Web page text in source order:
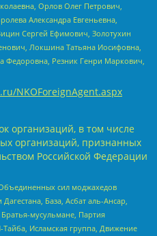
Орлов Олег Петрович,
Александра Евгеньевна,
Сергей Ефимович, Золотухин
Локшина Татьяна Иосифовна,
Федоровна, Резник Генри Маркович,
NKOForeignAgent.aspx
организаций, в том числе
организаций, признанных
Российской Федерации
сил моджахедов
База, Асбат аль-Ансар,
мусульмане, Партия
Исламская группа, Движение